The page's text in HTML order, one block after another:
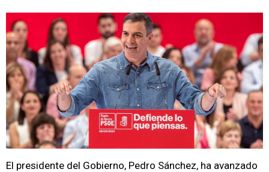
El presidente del Gobierno, Pedro Sánchez, ha avanzado